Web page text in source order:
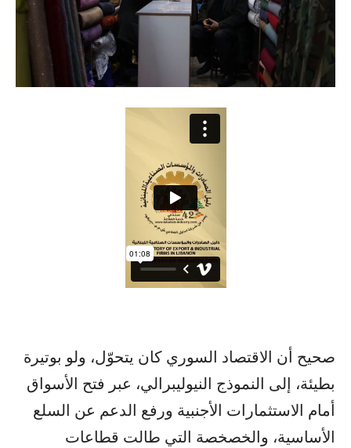
صحيح أن الاقتصاد السوري كان يتحوّل، ولو بوتيرة
بطيئة، إلى النموذج النيوليبرالي، عبر فتح الأسواق
أمام الاستثمارات الأجنبية ورفع الدعم عن السلع
الأساسية، والخصخصة التي طالت قطاعات